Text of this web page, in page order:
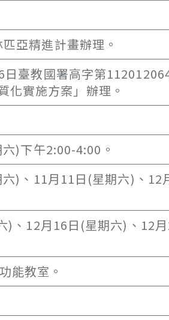
亞精進計畫辦理。
臺教國署高字第
化實施方案」辦理。
)下午2:00-4:00。
)、11月11日(星期六)、12
)、12月16日(星期六)、12
能教室。